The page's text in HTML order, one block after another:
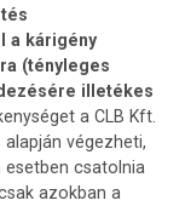
a kárigény
(tényleges
illetékes
a CLB Kft.
végezheti,
esetben csatolnia
azokban a